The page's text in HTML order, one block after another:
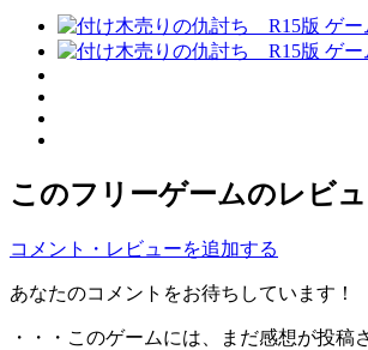
このフリーゲームのレビ
コメント・レビューを追加する
あなたのコメントをお待ちしています！
・・・このゲームには、まだ感想が投稿